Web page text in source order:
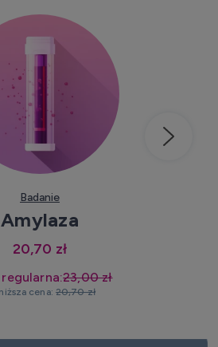
Badanie
Amylaza
20,70 zł
23,00 zł
cena: 20,70 zł
Kup teraz